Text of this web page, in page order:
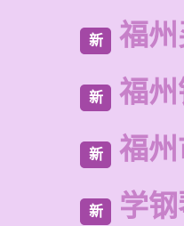
新 福
新 福
新 福
新 学